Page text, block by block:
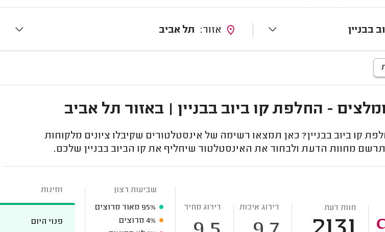
בבניין תל אביב
- החלפת קו ביוב בבניין | באזור תל אביב
קו ביוב בבניין? כאן תמצאו רשימה של אינסטלטורים שקיבלו ציונים מלקוחות
מחוות הדעת ולבחור את האינסטלטור שיחליף את קו הביוב בבניין שלכם.
חוות דעת דירוג איכות דירוג מחיר
שביעות רצון
95% מאוד מרוצים
4% מרוצים
זמינות
פנוי היום